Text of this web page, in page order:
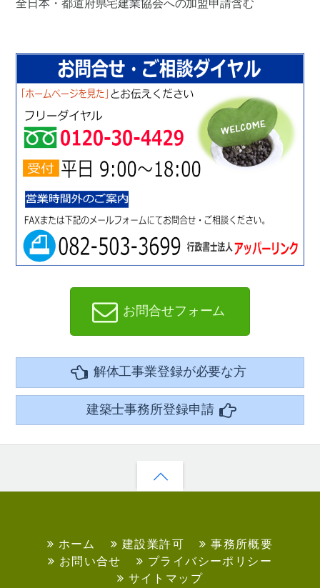
全日本・都道府県宅建業協会への加盟申請含む
お問合せフォーム
解体工事業登録が必要な方
建築士事務所登録申請
ホーム 建設業許可
事務所概要
お問い合せ
プライバシーポリシー
サイトマップ